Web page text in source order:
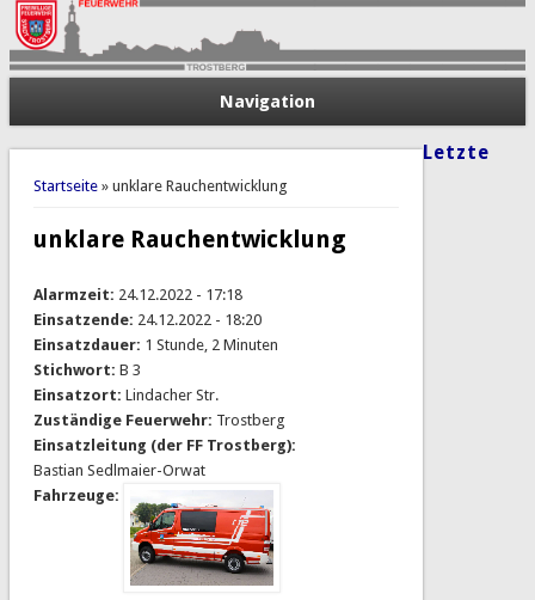
Navigation
Sie sind hier
Startseite» unklare Rauchentwicklung
unklare Rauchentwicklung
Alarmzeit: 24.12.2022 - 17:18
Einsatzende: 24.12.2022 - 18:20
Einsatzdauer: 1 Stunde, 2 Minuten
Stichwort: B 3
Einsatzort: Lindacher Str.
Zuständige Feuerwehr: Trostberg
Einsatzleitung (der FF Trostberg):
Bastian Sedlmaier-Orwat
Fahrzeuge:
Letzte